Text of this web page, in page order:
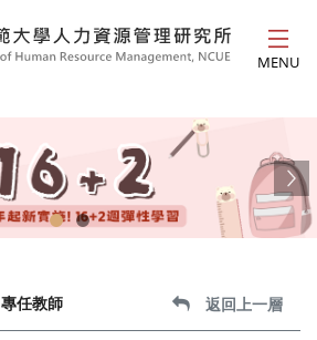
MENU
專任教師 返回上一層